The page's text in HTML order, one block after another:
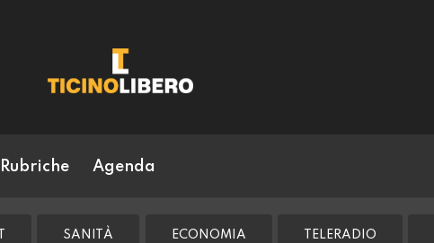
Rubriche Agenda
SANITÀ ECONOMIA TELERADIO